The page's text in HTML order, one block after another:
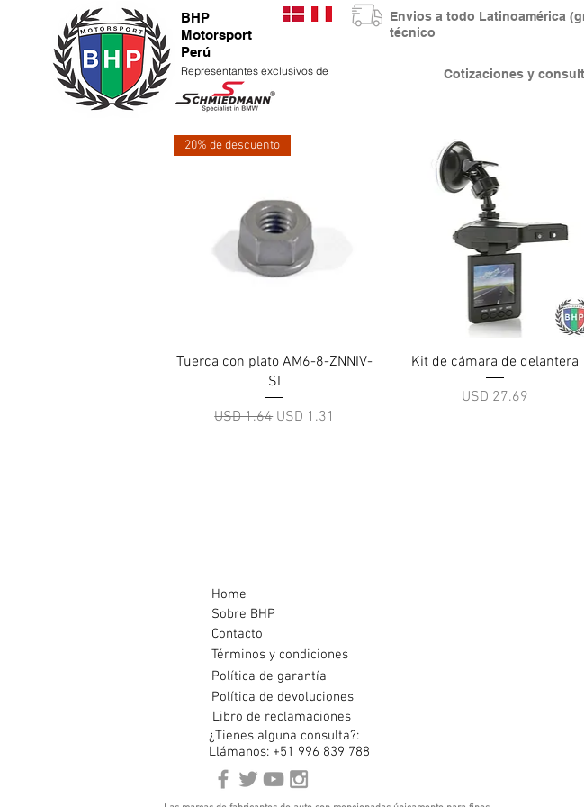
BHP
Motorsport
Perú
Representantes exclusivos de Cotizaciones y
Envios a todo
técnico
Vista rápida
20% de descuento
Tuerca con plato AM6-8-ZNNIV-
SI
Precio
USD 1.64 Precio de oferta
USD 1.31
Vista rápida
Kit de cámara de delantera
Precio
USD 27.69
Home
Sobre BHP
Contacto
Términos y condiciones
Política de garantía
Política de devoluciones
Libro de reclamaciones
¿Tienes alguna consulta?:
Llámanos: +51 996 839 788